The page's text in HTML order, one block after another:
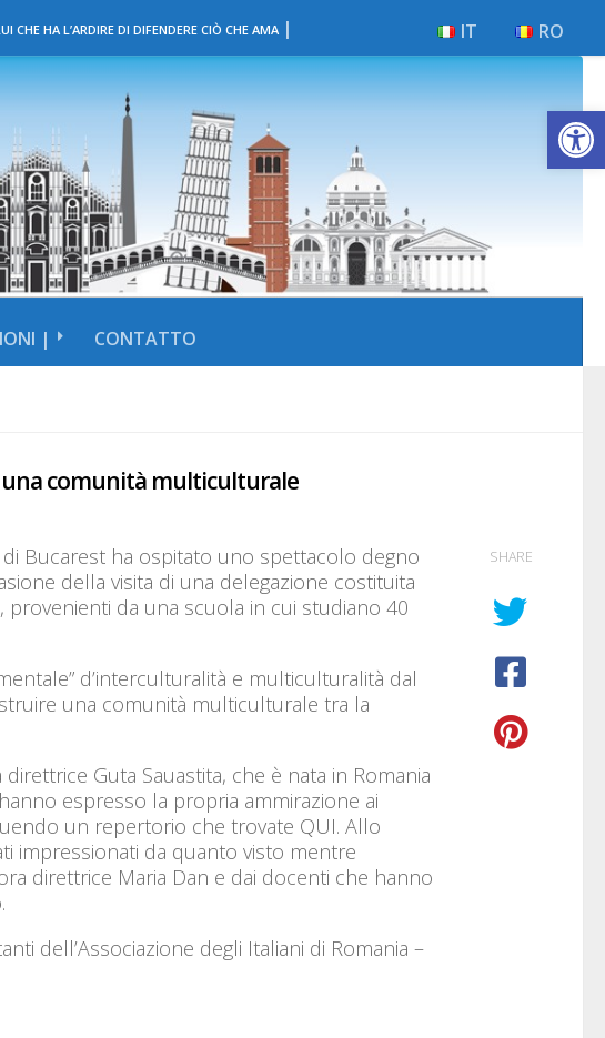
Apri la
CHE HA L’ARDIRE DI DIFENDERE CIÒ CHE AMA | RO
IT
| CONTATTO
comunità multiculturale
di Bucarest ha ospitato uno spettacolo degno
della visita di una delegazione costituita
provenienti da una scuola in cui studiano 40
d’interculturalità e multiculturalità dal
una comunità multiculturale tra la
Guta Sauastita, che è nata in Romania
espresso la propria ammirazione ai
un repertorio che trovate QUI. Allo
impressionati da quanto visto mentre
direttrice Maria Dan e dai docenti che hanno
dell’Associazione degli Italiani di Romania –
SHARE